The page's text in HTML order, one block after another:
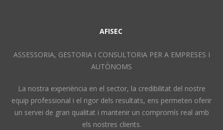
AFISEC
ASSESSORIA, GESTORIA I CONSULTORIA PER A EMPRESES I
AUTÒNOMS
La nostra experiència en el sector, la credibilitat del nostre
equip professional i el rigor dels resultats, ens permeten oferir
un servei de gran qualitat i mantenir un compromís real amb
els nostres clients.